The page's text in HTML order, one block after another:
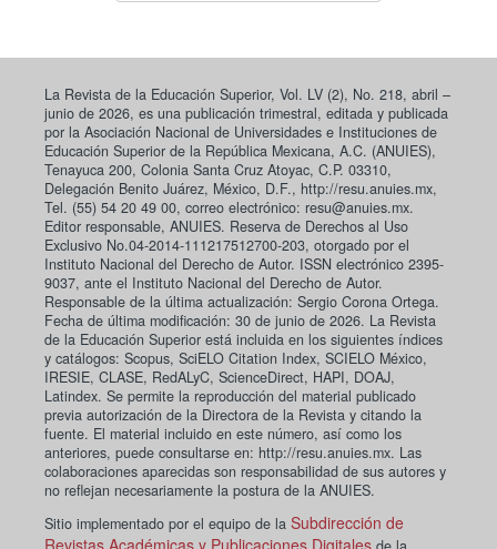
La Revista de la Educación Superior, Vol. LV (2), No. 218, abril –
junio de 2026, es una publicación trimestral, editada y publicada
por la Asociación Nacional de Universidades e Instituciones de
Educación Superior de la República Mexicana, A.C. (ANUIES),
Tenayuca 200, Colonia Santa Cruz Atoyac, C.P. 03310,
Delegación Benito Juárez, México, D.F., http://resu.anuies.mx,
Tel. (55) 54 20 49 00, correo electrónico: resu@anuies.mx.
Editor responsable, ANUIES. Reserva de Derechos al Uso
Exclusivo No.04-2014-111217512700-203, otorgado por el
Instituto Nacional del Derecho de Autor. ISSN electrónico 2395-
9037, ante el Instituto Nacional del Derecho de Autor.
Responsable de la última actualización: Sergio Corona Ortega.
Fecha de última modificación: 30 de junio de 2026. La Revista
de la Educación Superior está incluida en los siguientes índices
y catálogos: Scopus, SciELO Citation Index, SCIELO México,
IRESIE, CLASE, RedALyC, ScienceDirect, HAPI, DOAJ,
Latindex. Se permite la reproducción del material publicado
previa autorización de la Directora de la Revista y citando la
fuente. El material incluido en este número, así como los
anteriores, puede consultarse en: http://resu.anuies.mx. Las
colaboraciones aparecidas son responsabilidad de sus autores y
no reflejan necesariamente la postura de la ANUIES.
Sitio implementado por el equipo de laSubdirección de